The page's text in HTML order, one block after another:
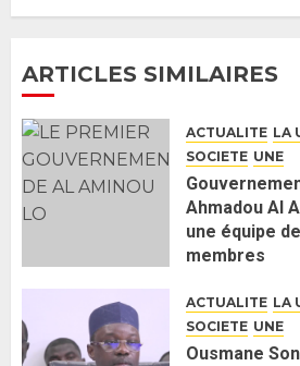
ARTICLES SIMILAIRES
ACTUALITE LA
SOCIETE UNE
Ahmadou Al
une équipe
membres
ACTUALITE LA
SOCIETE UNE
Ousmane
4
5
J’espère me
26 MAI 2026
1
une équipe
membres
2 JUIN 2026